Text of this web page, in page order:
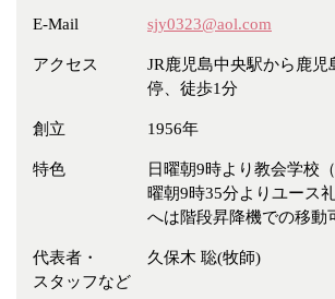
教会 学校・幼稚
特別集会奉仕者 医療・福祉
お店・企業・その他
フリーワード
E-Mail sjy0323@aol.com
アクセス
JR鹿児島中央駅から鹿児
停、徒歩1分
創立 1956年
特色
日曜朝9時より教会学校
曜朝9時35分よりユース
へは階段昇降機での移動
代表者・
スタッフなど
久保木 聡(牧師)